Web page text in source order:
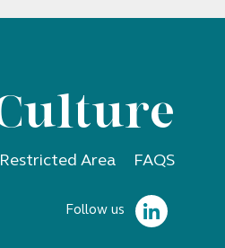
Restricted Area FAQS
Follow us